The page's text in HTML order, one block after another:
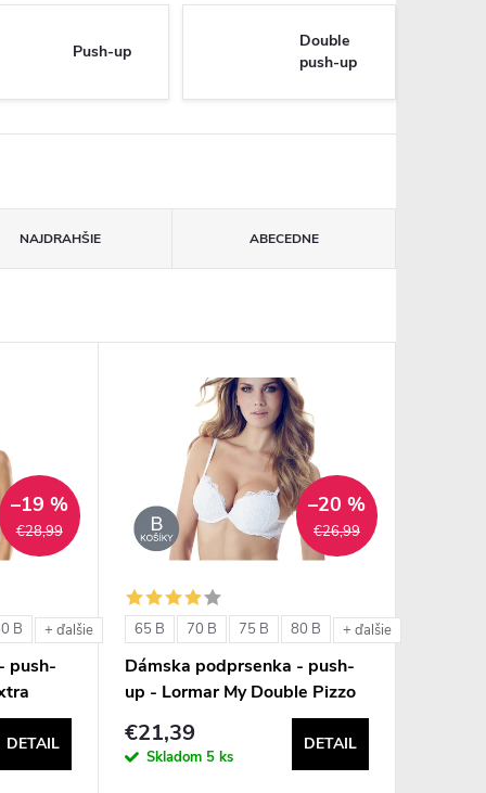
Push-up
Double
push-up
NAJDRAHŠIE ABECEDNE
€28,99
–19 %
B + ďalšie
push-
DETAIL
€26,99
–20 %
65 B 70 B 75 B 80 B + ďalšie
Dámska podprsenka - push-
up - Lormar My Double Pizzo
€21,39
Skladom 5 ks
DETAIL